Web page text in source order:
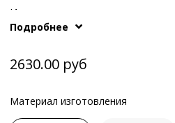
Иные варианты опоры или
нашими менеджерам по
Подробнее
2630.00 руб
Материал изготовления